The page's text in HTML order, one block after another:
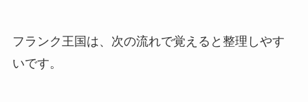
フランク王国は、次の流れで覚えると整理しやす
いです。